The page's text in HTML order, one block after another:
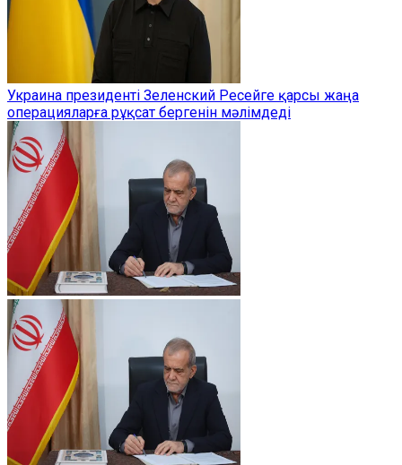
Украина президенті Зеленский Ресейге қарсы жаңа
операцияларға рұқсат бергенін мәлімдеді